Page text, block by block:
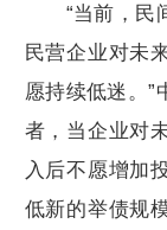
“当前，民间
民营企业对未
愿持续低迷。”
者，当企业对
入后不愿增加
低新的举债规